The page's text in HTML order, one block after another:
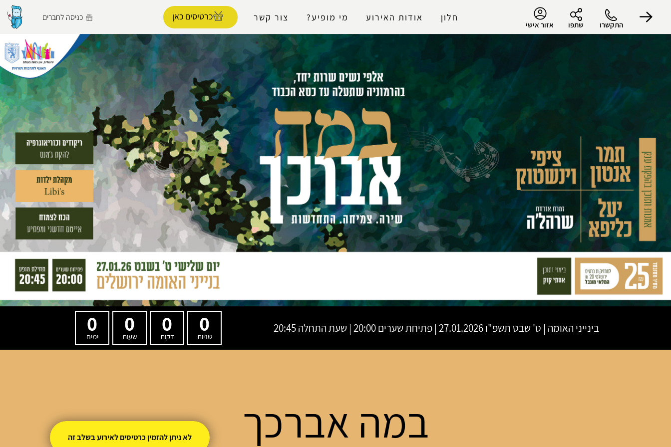
התקשרו שתפו אזור אישי
חלון אודות האירוע מי מופיע? צור קשר כרטיסים כאן כניסה לחברים
הפרופיל שלי
התנתק
בינייני האומה | ט' שבט תשפ"ו27.01.2026 | פתיחת שערים 20:00 | שעת התחלה 20:45 0
שניות
0
דקות
0
שעות
0
ימים
במה אברכך לא ניתן להזמין כרטיסים לאירוע בשלב זה